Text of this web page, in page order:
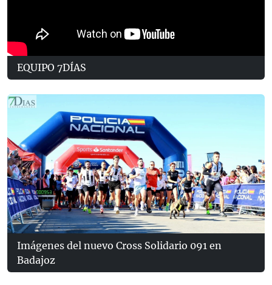
EQUIPO 7DÍAS
Imágenes del nuevo Cross Solidario 091 en
Badajoz